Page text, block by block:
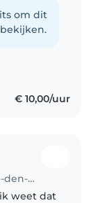
van
mij. Ik
om dit
€ 10,00/uur
Babysitter in Heist-op-den-Berg
weet dat